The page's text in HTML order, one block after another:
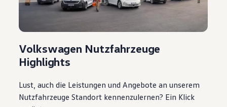
Volkswagen Nutzfahrzeuge
Highlights
Lust, auch die Leistungen und Angebote an unserem
Nutzfahrzeuge Standort kennenzulernen? Ein Klick